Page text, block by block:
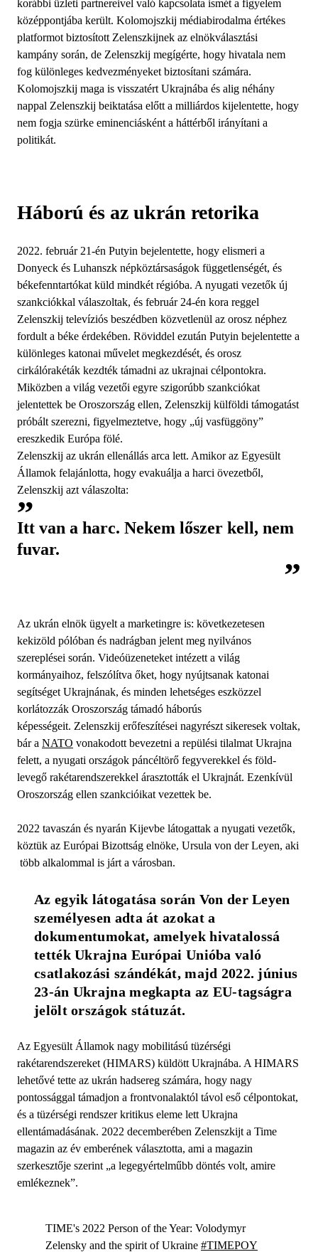
korábbi üzleti partnereivel való kapcsolata ismét a figyelem
középpontjába került. Kolomojszkij médiabirodalma értékes
platformot biztosított Zelenszkijnek az elnökválasztási
kampány során, de Zelenszkij megígérte, hogy hivatala nem
fog különleges kedvezményeket biztosítani számára.
Kolomojszkij maga is visszatért Ukrajnába és alig néhány
nappal Zelenszkij beiktatása előtt a milliárdos kijelentette, hogy
nem fogja szürke eminenciásként a háttérből irányítani a
politikát.
Háború és az ukrán retorika
2022. február 21-én Putyin bejelentette, hogy elismeri a
Donyeck és Luhanszk népköztársaságok függetlenségét, és
békefenntartókat küld mindkét régióba. A nyugati vezetők új
szankciókkal válaszoltak, és február 24-én kora reggel
Zelenszkij televíziós beszédben közvetlenül az orosz néphez
fordult a béke érdekében. Röviddel ezután Putyin bejelentette a
különleges katonai művelet megkezdését, és orosz
cirkálórakéták kezdték támadni az ukrajnai célpontokra.
Miközben a világ vezetői egyre szigorúbb szankciókat
jelentettek be Oroszország ellen, Zelenszkij külföldi támogatást
próbált szerezni, figyelmeztetve, hogy „új vasfüggöny”
ereszkedik Európa fölé.
Zelenszkij az ukrán ellenállás arca lett. Amikor az Egyesült
Államok felajánlotta, hogy evakuálja a harci övezetből,
Zelenszkij azt válaszolta:
Itt van a harc. Nekem lőszer kell, nem
fuvar.
Az ukrán elnök ügyelt a marketingre is: következetesen
kekizöld pólóban és nadrágban jelent meg nyilvános
szereplései során. Videóüzeneteket intézett a világ
kormányaihoz, felszólítva őket, hogy nyújtsanak katonai
segítséget Ukrajnának, és minden lehetséges eszközzel
korlátozzák Oroszország támadó háborús
képességeit. Zelenszkij erőfeszítései nagyrészt sikeresek voltak,
bár a NATO vonakodott bevezetni a repülési tilalmat Ukrajna
felett, a nyugati országok páncéltörő fegyverekkel és föld-
levegő rakétarendszerekkel árasztották el Ukrajnát. Ezenkívül
Oroszország ellen szankcióikat vezettek be.
2022 tavaszán és nyarán Kijevbe látogattak a nyugati vezetők,
köztük az Európai Bizottság elnöke, Ursula von der Leyen, aki
több alkalommal is járt a városban.
Az egyik látogatása során Von der Leyen
személyesen adta át azokat a
dokumentumokat, amelyek hivatalossá
tették Ukrajna Európai Unióba való
csatlakozási szándékát, majd 2022. június
23-án Ukrajna megkapta az EU-tagságra
jelölt országok státuzát.
Az Egyesült Államok nagy mobilitású tüzérségi
rakétarendszereket (HIMARS) küldött Ukrajnába. A HIMARS
lehetővé tette az ukrán hadsereg számára, hogy nagy
pontossággal támadjon a frontvonalaktól távol eső célpontokat,
és a tüzérségi rendszer kritikus eleme lett Ukrajna
ellentámadásának. 2022 decemberében Zelenszkijt a Time
magazin az év emberének választotta, ami a magazin
szerkesztője szerint „a legegyértelműbb döntés volt, amire
emlékeznek”.
TIME's 2022 Person of the Year: Volodymyr
Zelensky and the spirit of Ukraine #TIMEPOY